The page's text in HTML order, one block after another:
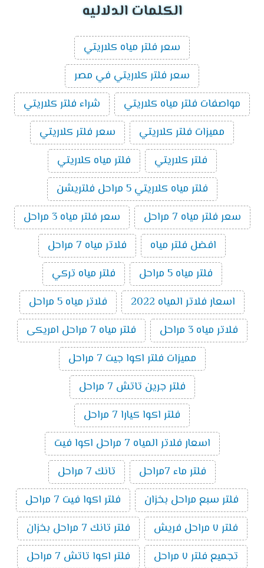
الكلمات الدلاليه
سعر فلتر مياه كلاريتي
سعر فلتر كلاريتي في مصر
مواصفات فلتر مياه كلاريتي
شراء فلتر كلاريتي
مميزات فلتر كلاريتي
سعر فلتر كلاريتي
فلتر كلاريتي
فلتر مياه كلاريتي
فلتر مياه كلاريتي 5 مراحل فلتريشن
سعر فلتر مياه 7 مراحل
سعر فلتر مياه 3 مراحل
افضل فلتر مياه
فلاتر مياه 7 مراحل
فلتر مياه 5 مراحل
فلتر مياه تركي
اسعار فلاتر المياه 2022
فلاتر مياه 5 مراحل
فلاتر مياه 3 مراحل
فلتر مياه 7 مراحل امريكى
مميزات فلتر اكوا جيت 7 مراحل
فلتر جرين تاتش 7 مراحل
فلتر اكوا كيارا 7 مراحل
اسعار فلاتر المياه 7 مراحل اكوا فيت
فلتر ماء 7مراحل
تانك 7 مراحل
فلتر سبع مراحل بخزان
فلتر اكوا فيت 7 مراحل
فلتر ٧ مراحل فريش
فلتر تانك 7 مراحل بخزان
تجميع فلتر ٧ مراحل
فلتر اكوا تاتش 7 مراحل